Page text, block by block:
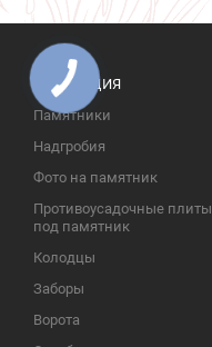
ПРОДУКЦИЯ
Памятники
Надгробия
Фото на памятник
Противоусадочные плиты
под памятник
Колодцы
Заборы
Ворота